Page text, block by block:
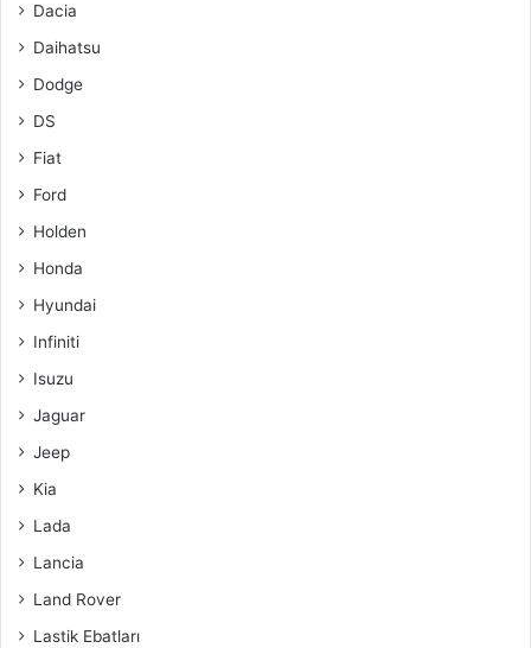
Dacia
Daihatsu
Dodge
DS
Fiat
Ford
Holden
Honda
Hyundai
Infiniti
Isuzu
Jaguar
Jeep
Kia
Lada
Lancia
Land Rover
Lastik Ebatları